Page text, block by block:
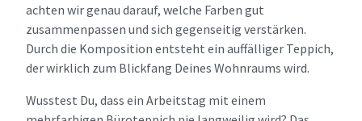
achten wir genau darauf, welche Farben gut
zusammenpassen und sich gegenseitig verstärken.
Durch die Komposition entsteht ein auffälliger Teppich,
der wirklich zum Blickfang Deines Wohnraums wird.
Wusstest Du, dass ein Arbeitstag mit einem